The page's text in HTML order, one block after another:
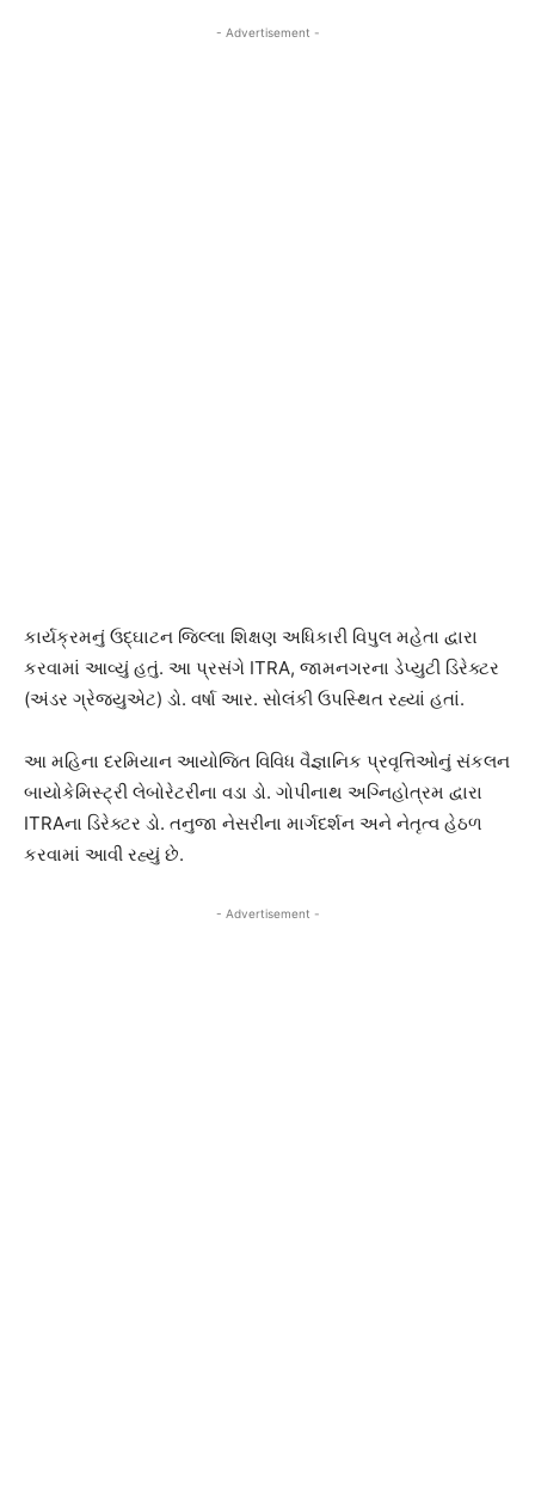
- Advertisement -
કાર્યક્રમનું ઉદ્ઘાટન જિલ્લા શિક્ષણ અધિકારી વિપુલ મહેતા દ્વારા
કરવામાં આવ્યું હતું. આ પ્રસંગે ITRA, જામનગરના ડેપ્યુટી ડિરેક્ટર
(અંડર ગ્રેજ્યુએટ) ડો. વર્ષા આર. સોલંકી ઉપસ્થિત રહ્યાં હતાં.
આ મહિના દરમિયાન આયોજિત વિવિધ વૈજ્ઞાનિક પ્રવૃત્તિઓનું સંકલન
બાયોકેમિસ્ટ્રી લેબોરેટરીના વડા ડો. ગોપીનાથ અગ્નિહોત્રમ દ્વારા
ITRAના ડિરેક્ટર ડો. તનુજા નેસરીના માર્ગદર્શન અને નેતૃત્વ હેઠળ
કરવામાં આવી રહ્યું છે.
- Advertisement -